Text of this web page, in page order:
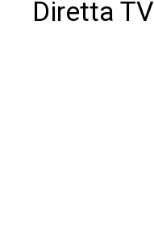
Diretta TV